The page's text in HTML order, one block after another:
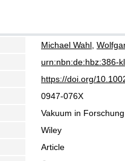
Michael Wahl
urn:nbn:de:hbz:386-
https://doi.org/
0947-076X
Vakuum in
Wiley
Article